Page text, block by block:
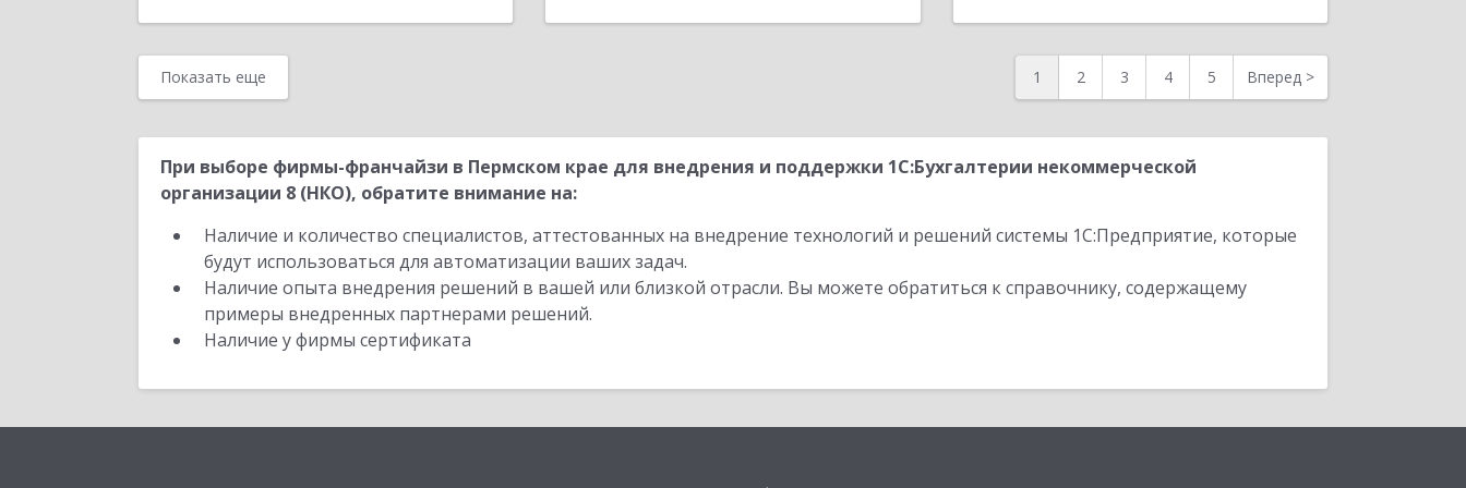
Показать еще 1 2 3 4 5 Вперед >
При выборе фирмы-франчайзи в Пермском крае для внедрения и поддержки 1С:Бухгалтерии некоммерческой
организации 8 (НКО), обратите внимание на:
Наличие и количество специалистов, аттестованных на внедрение технологий и решений системы 1С:Предприятие, которые
будут использоваться для автоматизации ваших задач.
Наличие опыта внедрения решений в вашей или близкой отрасли. Вы можете обратиться к справочнику, содержащему
примеры внедренных партнерами решений.
Наличие у фирмы сертификата